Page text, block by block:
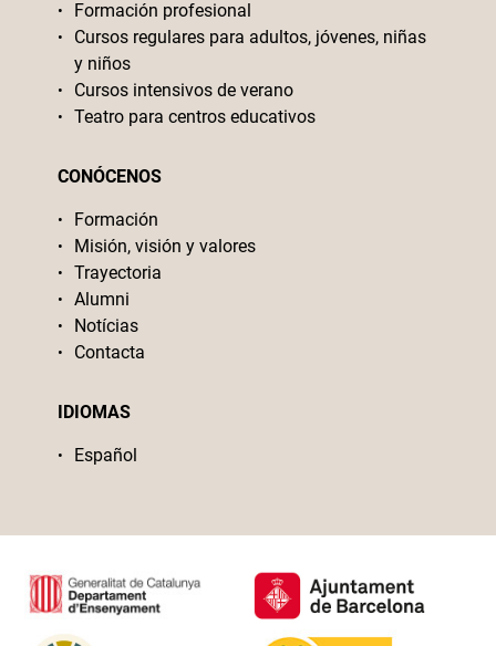
Formación profesional
Cursos regulares para adultos, jóvenes, niñas
y niños
Cursos intensivos de verano
Teatro para centros educativos
CONÓCENOS
Formación
Misión, visión y valores
Trayectoria
Alumni
Notícias
Contacta
IDIOMAS
Español